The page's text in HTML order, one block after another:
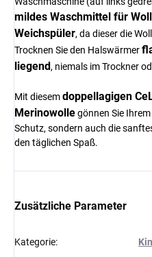
mildes Waschmittel für
Weichspüler, da dieser die
Trocknen Sie den Halswärmer
liegend, niemals im Trockner
Mit diesemdoppellagigen
Merinowollegönnen Sie
Schutz, sondern auch die
den täglichen Spaß.
Zusätzliche Parameter
Kategorie: